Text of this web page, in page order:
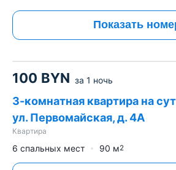
Показать
100 BYN за 1 ночь
3-комнатная квартира на
ул. Первомайская, д. 4А
Квартира
6 спальных мест 90 м2